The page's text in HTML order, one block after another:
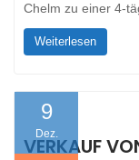
Chelm zu einer 4-
Weiterlesen
9
Dez.
VERKAUF